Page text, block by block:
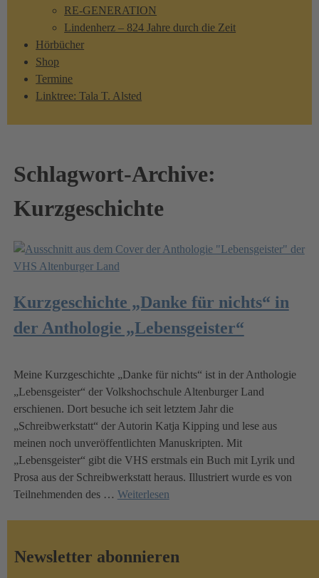
RE-GENERATION
Lindenherz – 824 Jahre durch die Zeit
Hörbücher
Shop
Termine
Linktree: Tala T. Alsted
Schlagwort-Archive:
Kurzgeschichte
Kurzgeschichte „Danke für nichts“ in
der Anthologie „Lebensgeister“
Meine Kurzgeschichte „Danke für nichts“ ist in der Anthologie
„Lebensgeister“ der Volkshochschule Altenburger Land
erschienen. Dort besuche ich seit letztem Jahr die
„Schreibwerkstatt“ der Autorin Katja Kipping und lese aus
meinen noch unveröffentlichten Manuskripten. Mit
„Lebensgeister“ gibt die VHS erstmals ein Buch mit Lyrik und
Prosa aus der Schreibwerkstatt heraus. Illustriert wurde es von
Teilnehmenden des … Weiterlesen
Newsletter abonnieren